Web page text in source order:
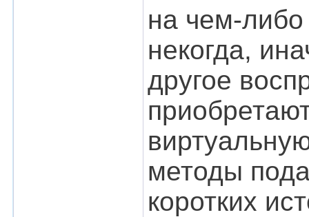
на чем-
некогда,
другое
методы
коротких